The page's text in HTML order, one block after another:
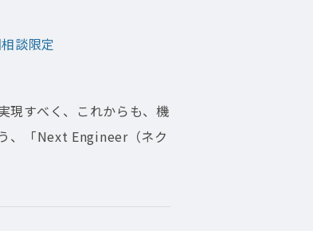
談限定
現すべく、これからも、機
、「Next Engineer（ネク